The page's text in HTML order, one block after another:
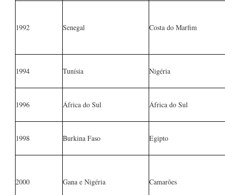
1992 Senegal Costa do Marfim
1994 Tunísia Nigéria
1996 África do Sul África do Sul
1998 Burkina Faso Egipto
2000 Gana e Nigéria Camarões